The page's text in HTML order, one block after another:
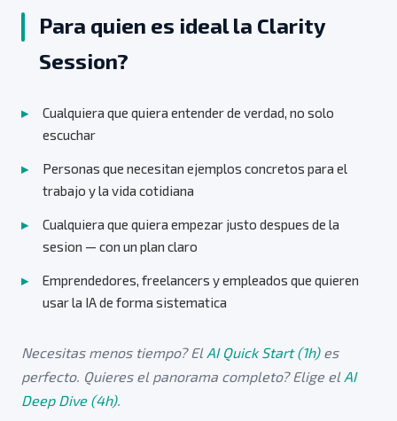
Para quien es ideal la Clarity
Session?
Cualquiera que quiera entender de verdad, no solo
escuchar
Personas que necesitan ejemplos concretos para el
trabajo y la vida cotidiana
Cualquiera que quiera empezar justo despues de la
sesion — con un plan claro
Emprendedores, freelancers y empleados que quieren
usar la IA de forma sistematica
Necesitas menos tiempo? El AI Quick Start (1h)es
perfecto. Quieres el panorama completo? Elige el AI
Deep Dive (4h).